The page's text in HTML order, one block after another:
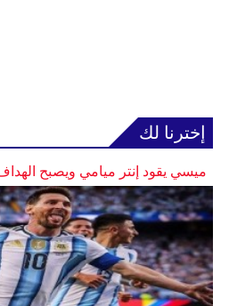
إخترنا لك
ميسي يقود إنتر ميامي ويصبح